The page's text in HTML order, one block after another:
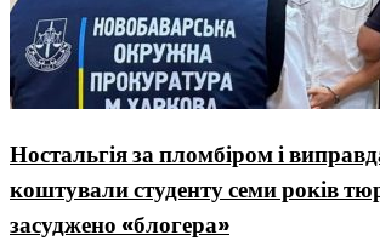
Ностальгія за пломбіром і
коштували студенту семи років
засуджено «блогера»